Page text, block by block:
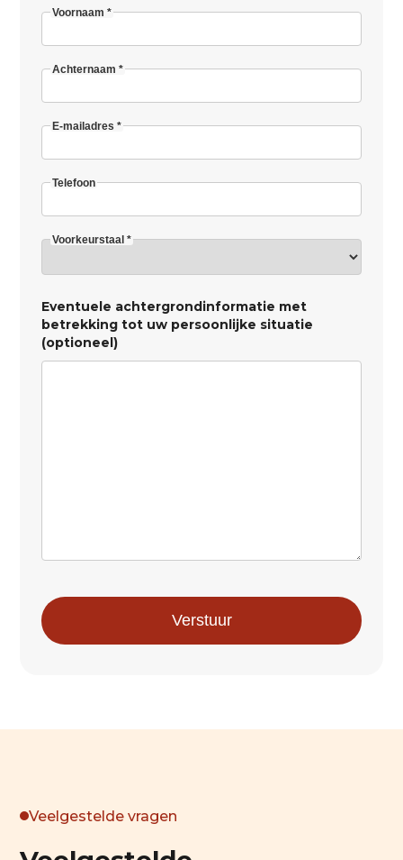
Voornaam *
Achternaam *
E-mailadres *
Telefoon
Voorkeurstaal *
Eventuele achtergrondinformatie met
betrekking tot uw persoonlijke situatie
(optioneel)
Veelgestelde vragen